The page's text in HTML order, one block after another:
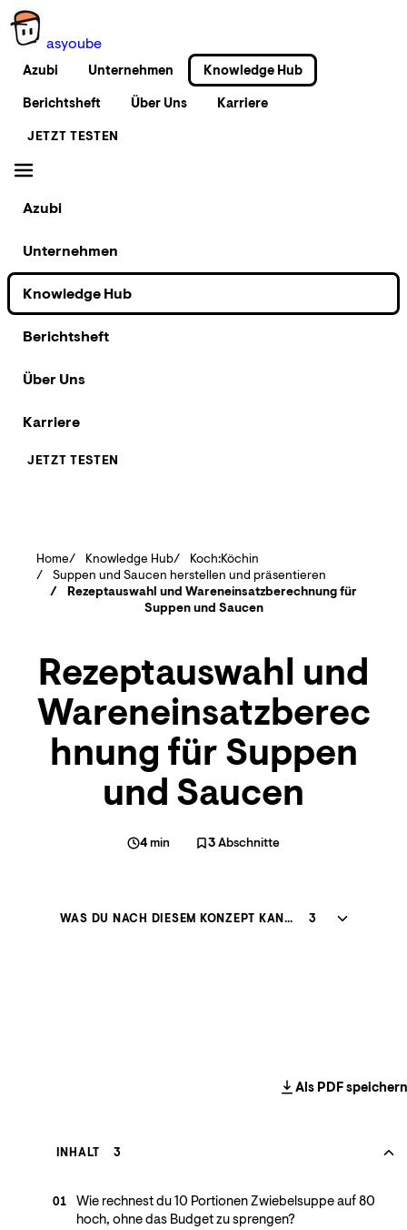
asyoube
Azubi Unternehmen
Knowledge Hub
Berichtsheft
Über Uns Karriere
JETZT TESTEN
Azubi
Unternehmen
Knowledge Hub
Berichtsheft
Über Uns
Karriere
JETZT TESTEN
Home Knowledge Hub
Koch:Köchin
Suppen und Saucen herstellen und präsentieren
Rezeptauswahl und Wareneinsatzberechnung für
Suppen und Saucen
Rezeptauswahl und
Wareneinsatzberec
hnung für Suppen
und Saucen
4min 3Abschnitte
WAS DU NACH DIESEM KONZEPT KANNST 3
Als PDF speichern
INHALT 3
01
Wie rechnest du 10 Portionen Zwiebelsuppe auf 80
hoch, ohne das Budget zu sprengen?